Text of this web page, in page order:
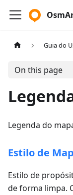
Guia do
On this page
Legenda do
Estilo de
Estilo de
de forma limpa.